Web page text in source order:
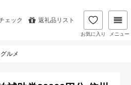
ェック 返礼品リスト
お気に入り メニュー
ルメ